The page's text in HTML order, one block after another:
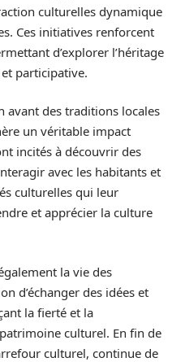
culturelles dynamique
Ces initiatives renforcent
d’explorer l’héritage
participative.
avant des traditions locales
un véritable impact
incités à découvrir des
avec les habitants et
culturelles qui leur
et apprécier la culture
la vie des
d’échanger des idées et
la fierté et la
culturel. En fin de
culturel, continue de